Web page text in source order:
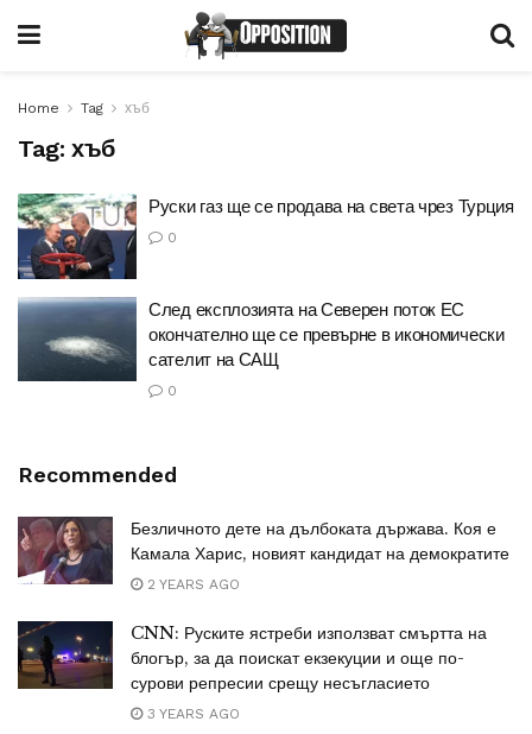
Home Tag хъб
Tag: хъб
Руски газ ще се продава на света чрез Турция
0
След експлозията на Северен поток ЕС
окончателно ще се превърне в икономически
сателит на САЩ
0
Recommended
Безличното дете на дълбоката държава. Коя е
Камала Харис, новият кандидат на демократите
2 YEARS AGO
CNN: Руските ястреби използват смъртта на
блогър, за да поискат екзекуции и още по-
сурови репресии срещу несъгласието
3 YEARS AGO